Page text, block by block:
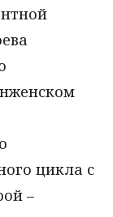
цикла с
–